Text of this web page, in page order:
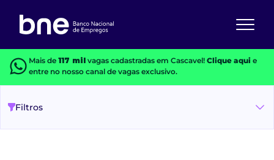
Mais de 117 milvagas cadastradas em Cascavel! Clique aquie
entre no nosso canal de vagas exclusivo.
Filtros